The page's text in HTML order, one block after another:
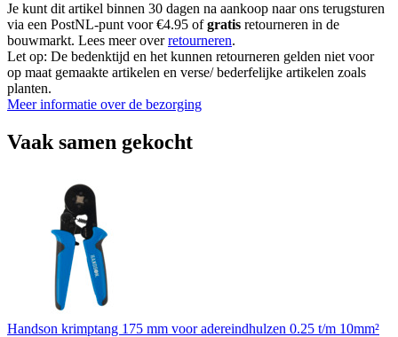
Je kunt dit artikel binnen 30 dagen na aankoop naar ons terugsturen
via een PostNL-punt voor €4.95 ofgratis retourneren in de
bouwmarkt. Lees meer overretourneren.
Let op: De bedenktijd en het kunnen retourneren gelden niet voor
op maat gemaakte artikelen en verse/ bederfelijke artikelen zoals
planten.
Meer informatie over de bezorging
Vaak samen gekocht
Handson krimptang 175 mm voor adereindhulzen 0.25 t/m 10mm²